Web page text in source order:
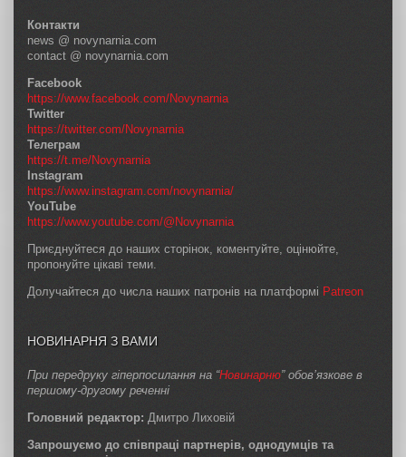
Контакти
news @ novynarnia.com
contact @ novynarnia.com
Facebook
https://www.facebook.com/Novynarnia
Twitter
https://twitter.com/Novynarnia
Телеграм
https://t.me/Novynarnia
Instagram
https://www.instagram.com/novynarnia/
YouTube
https://www.youtube.com/@Novynarnia
Приєднуйтеся до наших сторінок, коментуйте, оцінюйте,
пропонуйте цікаві теми.
Долучайтеся до числа наших патронів на платформі Patreon
НОВИНАРНЯ З ВАМИ
При передруку гіперпосилання на “Новинарню” обов’язкове в
першому-другому реченні
Головний редактор: Дмитро Лиховій
Запрошуємо до співпраці партнерів, однодумців та